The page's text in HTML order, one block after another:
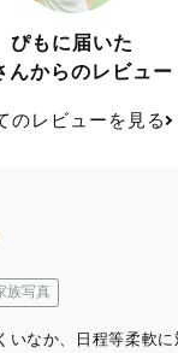
ぴもに届いた
んからのレビュー
のレビューを見る
族写真
いなか、日程等柔軟